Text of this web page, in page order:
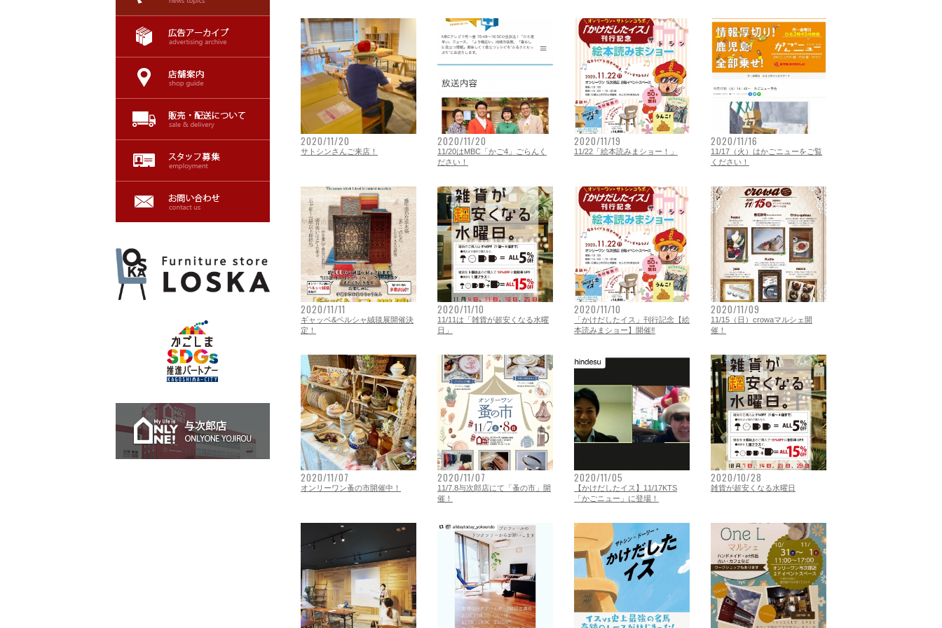
2020/11/20
サトシンさんご来店！
2020/11/20
11/20はMBC「かご4」ごらんく
ださい！
2020/11/19
11/22「絵本読みまショー！」
2020/11/16
11/17（火）はかごニューをご覧
ください！
2020/11/11
ギャッベ&ペルシャ絨毯展開催決
定！
2020/11/10
11/11は「雑貨が超安くなる水曜
日」
2020/11/10
「かけだしたイス」刊行記念【絵
本読みまショー】開催‼
2020/11/09
11/15（日）crowaマルシェ開
催！
2020/11/07
オンリーワン蚤の市開催中！
2020/11/07
11/7.8与次郎店にて「蚤の市」開
催！
2020/11/05
【かけだしたイス】11/17KTS
「かごニュー」に登場！
2020/10/28
雑貨が超安くなる水曜日
与次郎店 ONLYONE YOJIROU